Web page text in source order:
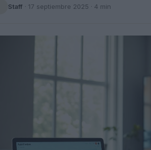
Staff · 17 septiembre 2025 · 4 min